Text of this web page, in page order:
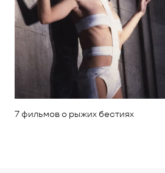
7 фильмов о рыжих бестиях